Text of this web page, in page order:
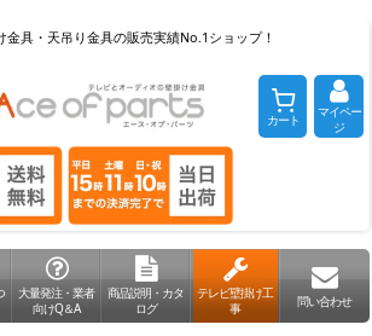
金具・天吊り金具の販売実績No.1ショップ！
カート
マイペー
ジ
大量発注・業者
向けQ＆A
商品説明・カタ
ログ
テレビ壁掛け工
事
問い合わせ